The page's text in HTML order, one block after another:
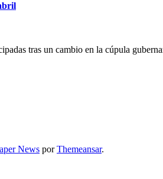
tras un cambio en la cúpula
News porThemeansar.